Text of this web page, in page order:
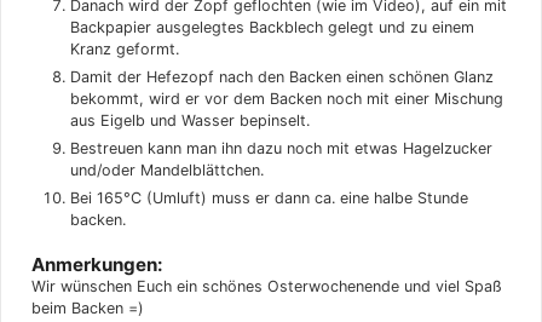
Danach wird der Zopf geflochten (wie im Video), auf ein mit
Backpapier ausgelegtes Backblech gelegt und zu einem
Kranz geformt.
Damit der Hefezopf nach den Backen einen schönen Glanz
bekommt, wird er vor dem Backen noch mit einer Mischung
aus Eigelb und Wasser bepinselt.
Bestreuen kann man ihn dazu noch mit etwas Hagelzucker
und/oder Mandelblättchen.
Bei 165°C (Umluft) muss er dann ca. eine halbe Stunde
backen.
Anmerkungen:
Wir wünschen Euch ein schönes Osterwochenende und viel Spaß
beim Backen =)